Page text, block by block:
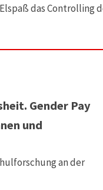
das Controlling
Gender Pay
und
an der